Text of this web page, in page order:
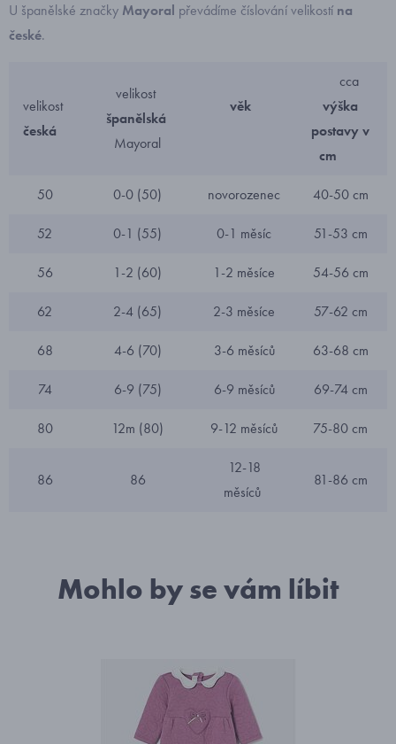
U španělské značky Mayoral převádíme číslování velikostí na
české.
velikost
česká
velikost
španělská
Mayoral
věk
cca
výška
postavy v
cm
50 0-0 (50) novorozenec 40-50 cm
52 0-1 (55) 0-1 měsíc 51-53 cm
56 1-2 (60) 1-2 měsíce 54-56 cm
62 2-4 (65) 2-3 měsíce 57-62 cm
68 4-6 (70) 3-6 měsíců 63-68 cm
74 6-9 (75) 6-9 měsíců 69-74 cm
80 12m (80) 9-12 měsíců 75-80 cm
86 86
12-18
měsíců
81-86 cm
Mohlo by se vám líbit